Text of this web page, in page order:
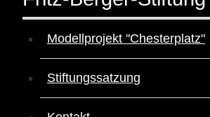
überspringen
Modellprojekt "Chesterplatz"
Stiftungssatzung